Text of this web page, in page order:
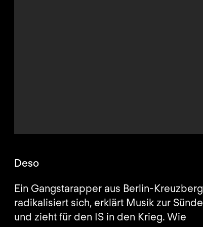
Deso
Ein Gangstarapper aus Berlin-Kreuzberg
radikalisiert sich, erklärt Musik zur Sünde
und zieht für den IS in den Krieg. Wie